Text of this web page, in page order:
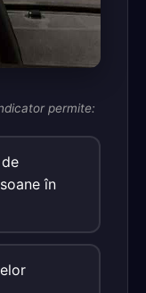
permite:
în